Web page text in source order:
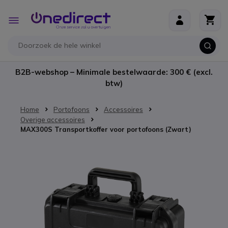
Toggle
Nav
B2B-webshop – Minimale bestelwaarde: 300 € (excl.
btw)
Home Portofoons
Accessoires
Overige accessoires
MAX300S Transportkoffer voor portofoons (Zwart)